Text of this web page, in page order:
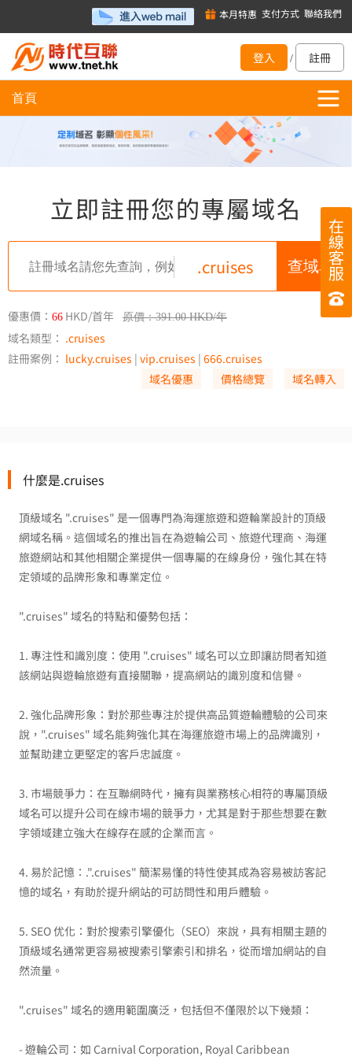
本月特惠 支付方式 聯絡我們
登入 / 註冊
在
線
客
服
首頁
立即註冊您的專屬域名
.cruises
優惠價： 66 HKD/首年 原價：391.00 HKD/年
域名類型： .cruises
註冊案例： lucky.cruises | vip.cruises | 666.cruises
域名優惠
價格總覽 域名轉入
什麼是.cruises
頂級域名 ".cruises" 是一個專門為海運旅遊和遊輪業設計的頂級
網域名稱。這個域名的推出旨在為遊輪公司、旅遊代理商、海運
旅遊網站和其他相關企業提供一個專屬的在線身份，強化其在特
定領域的品牌形象和專業定位。
".cruises" 域名的特點和優勢包括：
1. 專注性和識別度：使用 ".cruises" 域名可以立即讓訪問者知道
該網站與遊輪旅遊有直接關聯，提高網站的識別度和信譽。
2. 強化品牌形象：對於那些專注於提供高品質遊輪體驗的公司來
說，".cruises" 域名能夠強化其在海運旅遊市場上的品牌識別，
並幫助建立更堅定的客戶忠誠度。
3. 市場競爭力：在互聯網時代，擁有與業務核心相符的專屬頂級
域名可以提升公司在線市場的競爭力，尤其是對于那些想要在數
字領域建立強大在線存在感的企業而言。
4. 易於記憶：.".cruises" 簡潔易懂的特性使其成為容易被訪客記
憶的域名，有助於提升網站的可訪問性和用戶體驗。
5. SEO 优化：對於搜索引擎優化（SEO）來說，具有相關主題的
頂級域名通常更容易被搜索引擎索引和排名，從而增加網站的自
然流量。
".cruises" 域名的適用範圍廣泛，包括但不僅限於以下幾類：
- 遊輪公司：如 Carnival Corporation, Royal Caribbean